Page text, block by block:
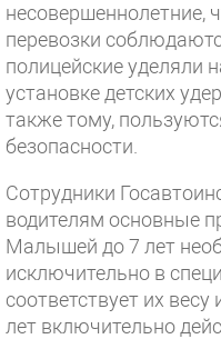
несовершеннолетние,
перевозки
полицейские уделяли
установке детских
также тому,
безопасности.
Сотрудники
водителям основные
Малышей до 7 лет
исключительно в
соответствует их весу
лет включительно